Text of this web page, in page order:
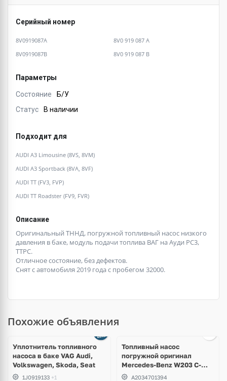
Серийный номер
8V0919087A
8V0 919 087 A
8V0919087B
8V0 919 087 B
Параметры
Состояние
Б/У
Статус
В наличии
Подходит для
AUDI A3 Limousine (8VS, 8VM)
AUDI A3 Sportback (8VA, 8VF)
AUDI TT (FV3, FVP)
AUDI TT Roadster (FV9, FVR)
Описание
Оригинальный ТННД, погружной топливный насос низкого
давления в баке, модуль подачи топлива ВАГ на Ауди РС3,
ТТРС.
Отличное состояние, без дефектов.
Снят с автомобиля 2019 года с пробегом 32000.
Похожие объявления
Уплотнитель топливного
насоса в баке VAG Audi,
Volkswagen, Skoda, Seat
1J0919133 +1
Топливный насос
погружной оригинал
Mercedes-Benz W203 C-
KlassA2034701394